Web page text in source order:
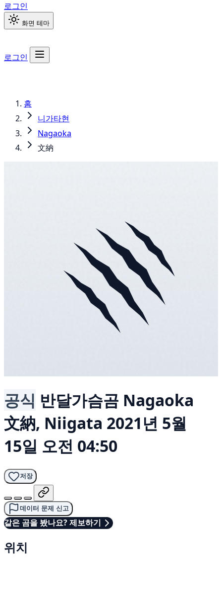
로그인
화면 테마
로그인
홈
니가타현
Nagaoka
文納
공식 반달가슴곰 Nagaoka
文納, Niigata 2021년 5월
15일 오전 04:50
저장
데이터 문제 신고
같은 곰을 봤나요? 제보하기
위치